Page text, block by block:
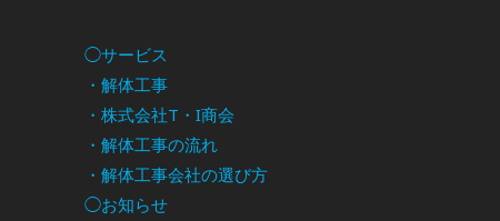
◯サービス
・解体工事
・株式会社T・I商会
・解体工事の流れ
・解体工事会社の選び方
◯お知らせ